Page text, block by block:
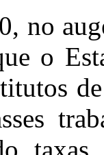
no
o